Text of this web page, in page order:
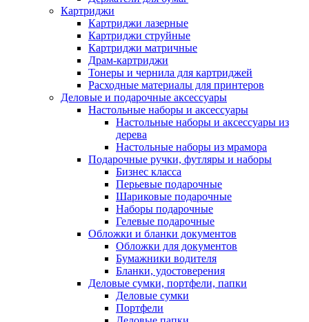
Картриджи
Картриджи лазерные
Картриджи струйные
Картриджи матричные
Драм-картриджи
Тонеры и чернила для картриджей
Расходные материалы для принтеров
Деловые и подарочные аксессуары
Настольные наборы и аксессуары
Настольные наборы и аксессуары из
дерева
Настольные наборы из мрамора
Подарочные ручки, футляры и наборы
Бизнес класса
Перьевые подарочные
Шариковые подарочные
Наборы подарочные
Гелевые подарочные
Обложки и бланки документов
Обложки для документов
Бумажники водителя
Бланки, удостоверения
Деловые сумки, портфели, папки
Деловые сумки
Портфели